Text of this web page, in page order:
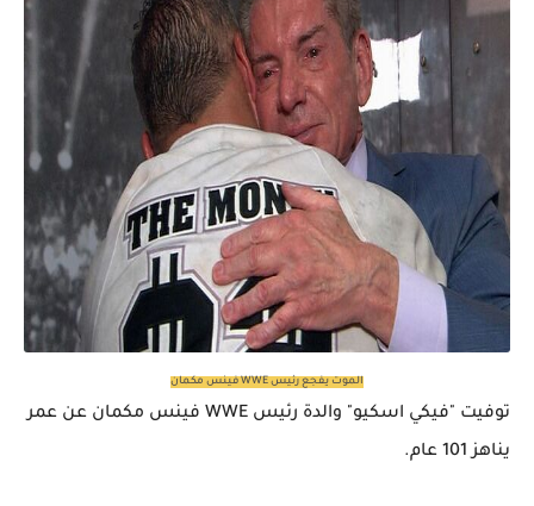
الموت يفجع رئيس WWE فينس مكمان
توفيت "فيكي اسكيو" والدة رئيس WWE فينس مكمان عن عمر
يناهز 101 عام.